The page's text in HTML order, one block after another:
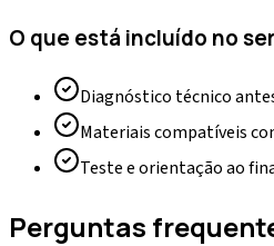
O que está incluído no
Diagnóstico técnico
Materiais compatíveis
Teste e orientação ao
Perguntas